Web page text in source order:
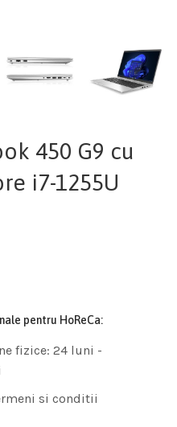
450 G9 cu
i7-1255U
pentru HoReCa:
fizice: 24 luni -
si conditii